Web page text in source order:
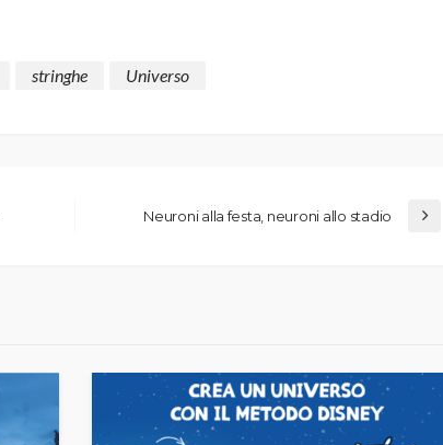
stringhe Universo
Neuroni alla festa, neuroni allo stadio